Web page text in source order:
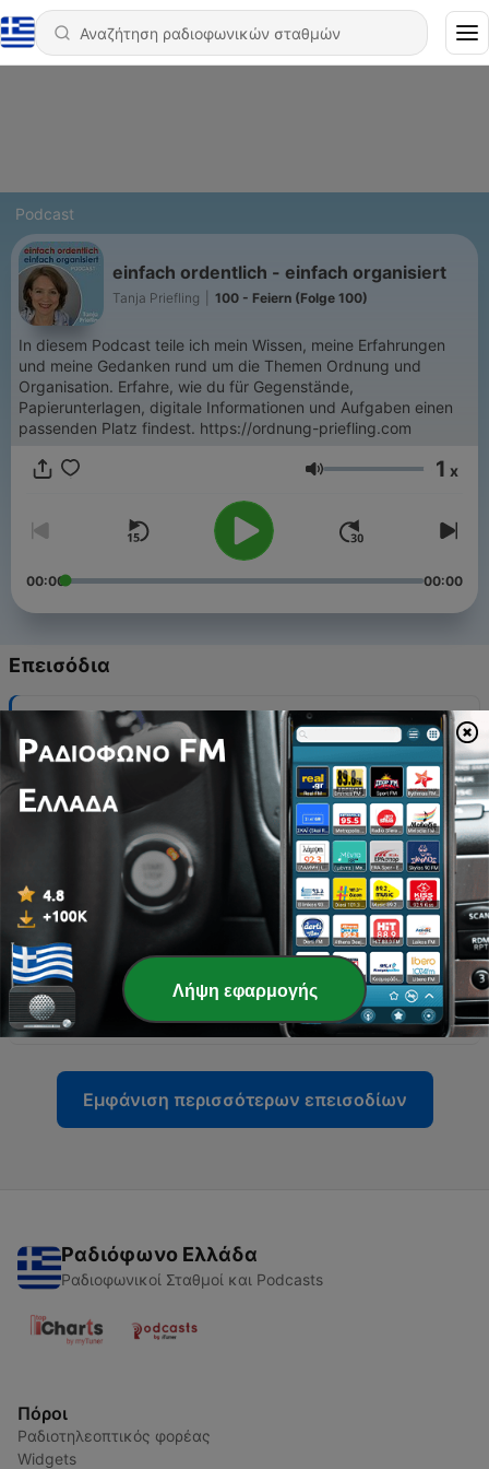
Podcast
einfach ordentlich - einfach organisiert
Tanja Priefling 100 - Feiern (Folge 100)
In diesem Podcast teile ich mein Wissen, meine Erfahrungen
und meine Gedanken rund um die Themen Ordnung und
Organisation. Erfahre, wie du für Gegenstände,
Papierunterlagen, digitale Informationen und Aufgaben einen
passenden Platz findest. https://ordnung-priefling.com
Ένταση 1 x
00:00 00:00
Επεισόδια
- Feiern (Folge 100)
15 Ιούλ 2026
99 Anleitung (Folge 99)
01 Ιούλ 2026
Platz (Folge 98)
17 Ιούν 2026
97 - Ordnungscoach (Folge 97)
03 Ιούν 2026
96 - Ordnung (Folge 96)
20 Μάιος 2026
Εμφάνιση περισσότερων επεισοδίων
Ραδιόφωνο Ελλάδα
Ραδιοφωνικοί Σταθμοί και Podcasts
Πόροι
Ραδιοτηλεοπτικός φορέας
Widgets
Λήψη εφαρμογής